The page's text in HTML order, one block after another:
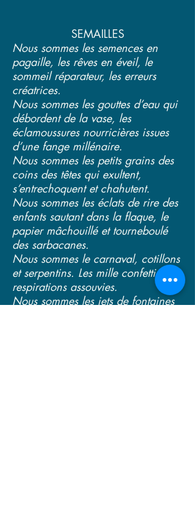
SEMAILLES
Nous sommes les semences en
pagaille, les rêves en éveil, le
sommeil réparateur, les erreurs
créatrices.
Nous sommes les gouttes d’eau qui
débordent de la vase, les
éclamoussures nourricières issues
d’une fange millénaire.
Nous sommes les petits grains des
coins des têtes qui exultent,
s’entrechoquent et chahutent.
Nous sommes les éclats de rire des
enfants sautant dans la flaque, le
papier mâchouillé et tourneboulé
des sarbacanes.
Nous sommes le carnaval, cotillons
et serpentins. Les mille confettis de
respirations assouvies.
Nous sommes les jets de fontaines